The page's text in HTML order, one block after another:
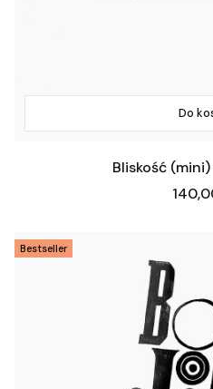
Do
Bliskość
Cena
Bestseller